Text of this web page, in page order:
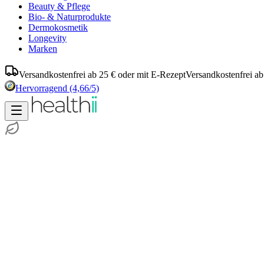
Beauty & Pflege
Bio- & Naturprodukte
Dermokosmetik
Longevity
Marken
Versandkostenfrei ab 25 € oder mit E-RezeptVersandkostenfrei
Hervorragend (4,66/5)